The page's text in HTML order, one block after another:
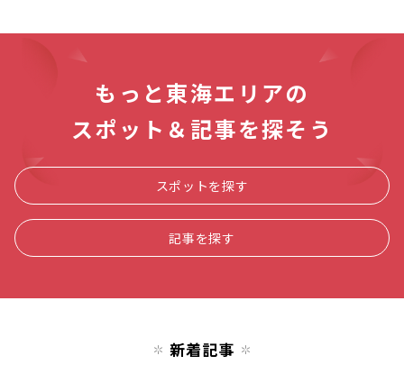
もっと東海エリアの
スポット＆記事を探そう
スポットを探す
記事を探す
新着記事